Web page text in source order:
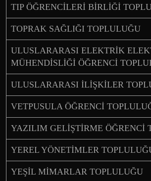
TIP ÖĞRENCİLERİ BİRLİĞİ
TOPRAK SAĞLIĞI TOPLULUĞU
ULUSLARARASI ELEKTRİK
MÜHENDİSLİĞİ ÖĞRENCİ
ULUSLARARASI İLİŞKİLER
VETPUSULA ÖĞRENCİ
YAZILIM GELİŞTİRME ÖĞRENCİ
YEREL YÖNETİMLER
YEŞİL MİMARLAR TOPLULUĞU